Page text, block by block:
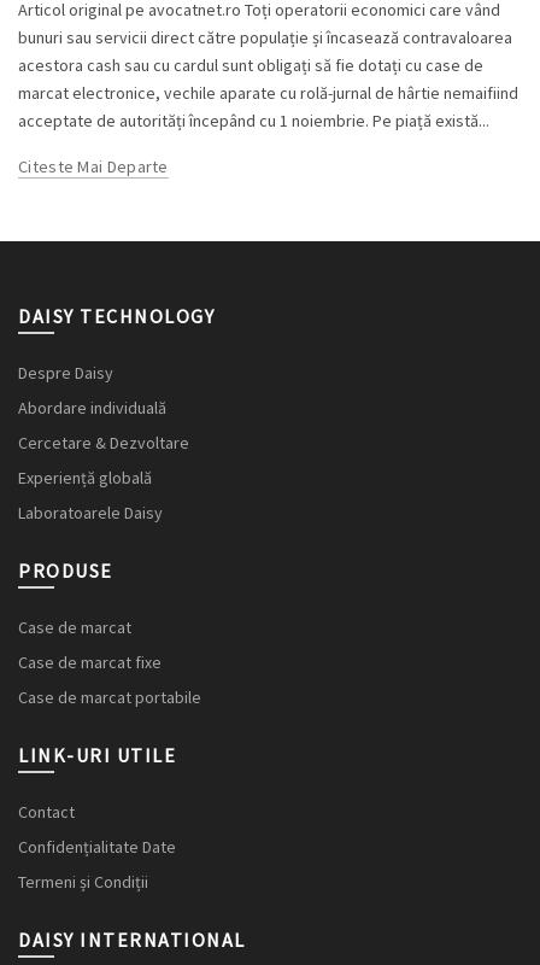
Articol original pe avocatnet.ro Toți operatorii economici care vând
bunuri sau servicii direct către populație și încasează contravaloarea
acestora cash sau cu cardul sunt obligați să fie dotați cu case de
marcat electronice, vechile aparate cu rolă-jurnal de hârtie nemaifiind
acceptate de autorități începând cu 1 noiembrie. Pe piață există...
Citeste Mai Departe
DAISY TECHNOLOGY
Despre Daisy
Abordare individuală
Cercetare & Dezvoltare
Experiență globală
Laboratoarele Daisy
PRODUSE
Case de marcat
Case de marcat fixe
Case de marcat portabile
LINK-URI UTILE
Contact
Confidențialitate Date
Termeni și Condiții
DAISY INTERNATIONAL